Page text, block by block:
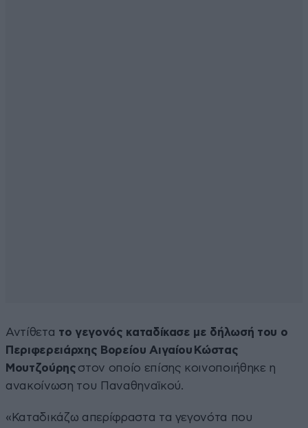
Αντίθετα το γεγονός καταδίκασε με δήλωσή του ο
Περιφερειάρχης Βορείου Αιγαίου Κώστας
Μουτζούρης στον οποίο επίσης κοινοποιήθηκε η
ανακοίνωση του Παναθηναϊκού.
«Καταδικάζω απερίφραστα τα γεγονότα που